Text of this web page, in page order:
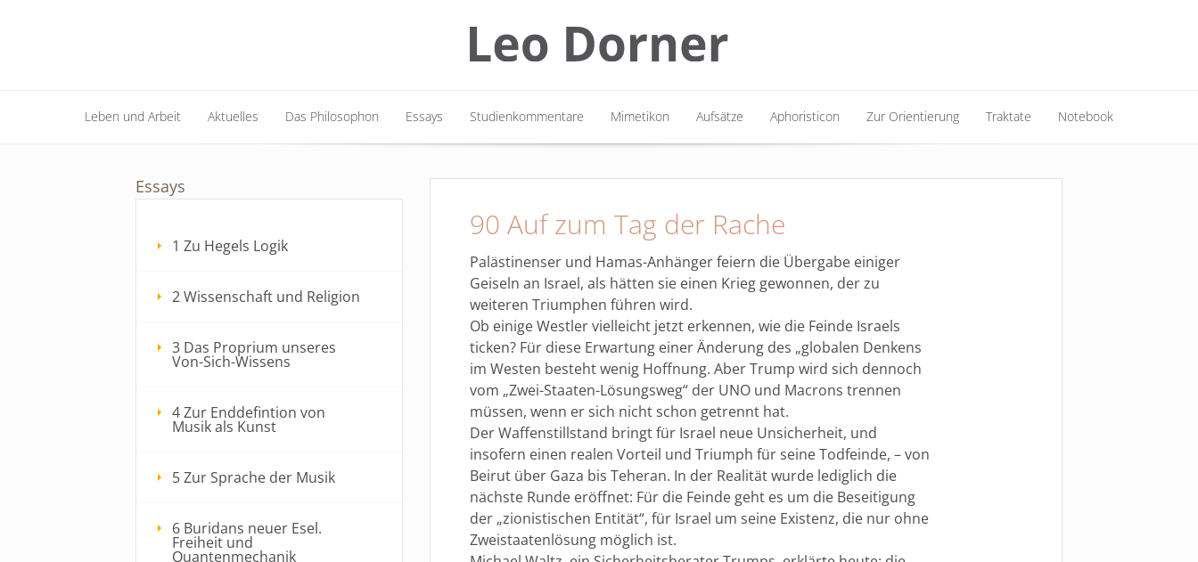
Leben und Arbeit Aktuelles Das Philosophon Essays Studienkommentare Mimetikon Aufsätze Aphoristicon Zur Orientierung Traktate Notebook
90 Auf zum Tag der Rache
Palästinenser und Hamas-Anhänger feiern die Übergabe einiger
Geiseln an Israel, als hätten sie einen Krieg gewonnen, der zu
weiteren Triumphen führen wird.
Ob einige Westler vielleicht jetzt erkennen, wie die Feinde Israels
ticken? Für diese Erwartung einer Änderung des „globalen Denkens
im Westen besteht wenig Hoffnung. Aber Trump wird sich dennoch
vom „Zwei-Staaten-Lösungsweg“ der UNO und Macrons trennen
müssen, wenn er sich nicht schon getrennt hat.
Der Waffenstillstand bringt für Israel neue Unsicherheit, und
insofern einen realen Vorteil und Triumph für seine Todfeinde, – von
Beirut über Gaza bis Teheran. In der Realität wurde lediglich die
nächste Runde eröffnet: Für die Feinde geht es um die Beseitigung
der „zionistischen Entität“, für Israel um seine Existenz, die nur ohne
Zweistaatenlösung möglich ist.
Essays
1 Zu Hegels Logik
2 Wissenschaft und Religion
3 Das Proprium unseres
Von-Sich-Wissens
4 Zur Enddefintion von
Musik als Kunst
5 Zur Sprache der Musik
6 Buridans neuer Esel.
Freiheit und
Quantenmechanik